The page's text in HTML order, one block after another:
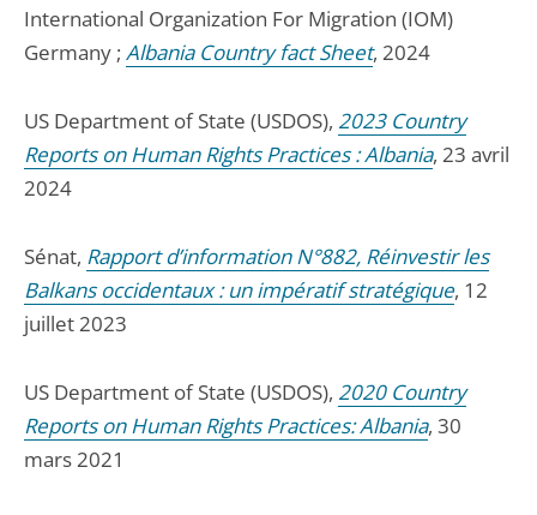
International Organization For Migration (IOM)
Germany ; Albania Country fact Sheet, 2024
US Department of State (USDOS), 2023 Country
Reports on Human Rights Practices : Albania, 23 avril
2024
Sénat, Rapport d’information N°882, Réinvestir les
Balkans occidentaux : un impératif stratégique, 12
juillet 2023
US Department of State (USDOS), 2020 Country
Reports on Human Rights Practices: Albania, 30
mars 2021